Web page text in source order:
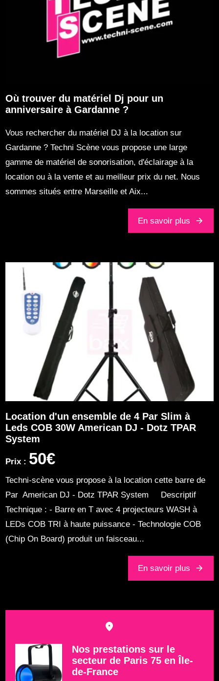
Où trouver du matériel Dj pour un
anniversaire à Gardanne ?
Vous rechercher du matériel DJ à la location sur
Gardanne ? Techni Scène vous propose une large
gamme de matériel de sonorisation, d'éclairage à la
location ou à la vente et au meilleur prix du net. Nous
sommes situés entre Marseille et Aix...
En savoir plus
Location d'un ensemble de 4 Par Slim à
Leds COB 30W American DJ - Dotz TPAR
System
Prix : 50€
Techni-scène vous propose à la location cette barre de
Par American DJ - Dotz TPAR System Descriptif
Technique : - Barre en T avec 4 projecteurs WASH à
LEDs COB TRI à haute puissance - Technologie COB
(Chip On Board) produit un faisceau...
En savoir plus
Nos prestations sur le
secteur de Paris 75 en Île-
de-France